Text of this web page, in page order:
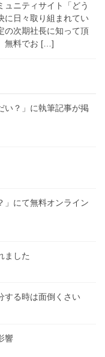
ュニティサイト「どう
に日々取り組まれてい
の次期社長に知って頂
無料でお […]
い？」に執筆記事が掲
」にて無料オンライン
ました
する時は面倒くさい
響